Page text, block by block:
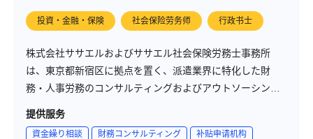
投資・金融・保険 社会保险劳务师 行政书士
株式会社ササエルおよびササエル社会保険労務士事務所
は、東京都新宿区に拠点を置く、派遣業界に特化した財
務・人事労務のコンサルティングおよびアウトソーシング
サービスを提供する企業です。代表者の小泉昌克氏は、企
提供服务
資金繰り相談 財務コンサルティング
补贴申请机构